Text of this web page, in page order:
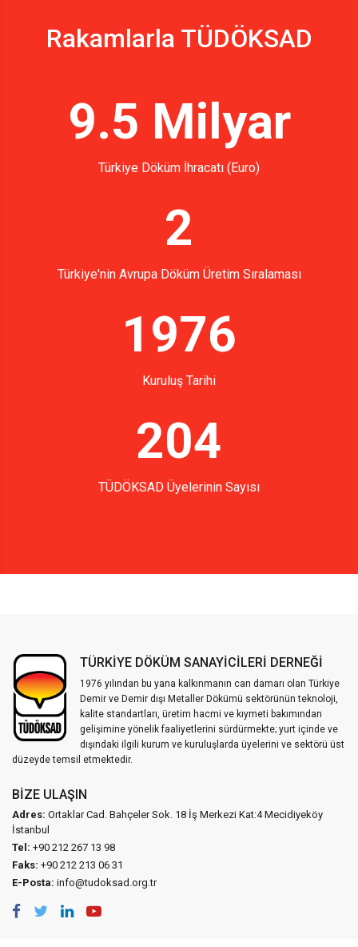
Rakamlarla TÜDÖKSAD
9.5 Milyar
Türkiye Döküm İhracatı (Euro)
2
Türkiye'nin Avrupa Döküm Üretim Sıralaması
1976
Kuruluş Tarihi
204
TÜDÖKSAD Üyelerinin Sayısı
TÜRKİYE DÖKÜM SANAYİCİLERİ DERNEĞİ
1976 yılından bu yana kalkınmanın can damarı olan Türkiye
Demir ve Demir dışı Metaller Dökümü sektörünün teknoloji,
kalite standartları, üretim hacmi ve kıymeti bakımından
gelişimine yönelik faaliyetlerini sürdürmekte; yurt içinde ve
dışındaki ilgili kurum ve kuruluşlarda üyelerini ve sektörü üst
düzeyde temsil etmektedir.
BIZE ULAŞIN
Adres: Ortaklar Cad. Bahçeler Sok. 18 İş Merkezi Kat:4 Mecidiyeköy
İstanbul
Tel: +90 212 267 13 98
Faks: +90 212 213 06 31
E-Posta: info@tudoksad.org.tr